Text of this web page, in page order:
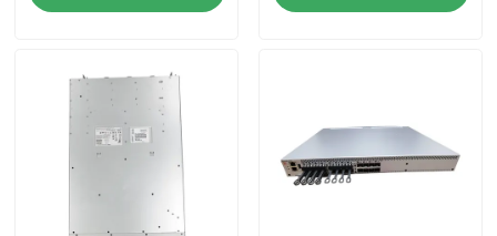
Nachrichten
Nvidia KI-Produkte
400G/800G optisches Modul
Modul 100G QSFP28